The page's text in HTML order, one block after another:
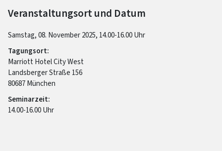
Veranstaltungsort und Datum
Samstag, 08. November 2025, 14.00-16.00 Uhr
Tagungsort:
Marriott Hotel City West
Landsberger Straße 156
80687 München
Seminarzeit:
14.00-16.00 Uhr